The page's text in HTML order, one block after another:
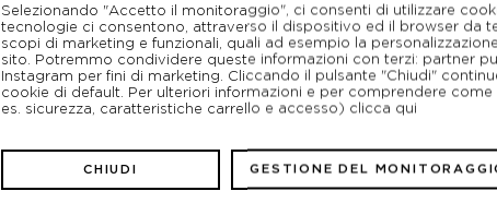
Selezionando "Accetto il monitoraggio", ci consenti di utilizzare
tecnologie ci consentono, attraverso il dispositivo ed il browser da
scopi di marketing e funzionali, quali ad esempio la
sito. Potremmo condividere queste informazioni con terzi: partner
Instagram per fini di marketing. Cliccando il pulsante "Chiudi"
cookie di default. Per ulteriori informazioni e per comprendere
es. sicurezza, caratteristiche carrello e accesso) clicca qui
CHIUDI GESTIONE DEL